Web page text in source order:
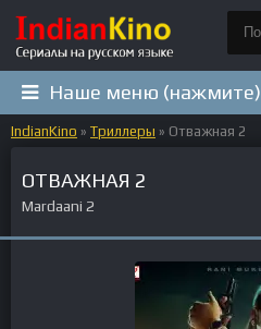
Наше меню (нажмите)
IndianKino » Триллеры » Отважная 2
ОТВАЖНАЯ 2
Mardaani 2